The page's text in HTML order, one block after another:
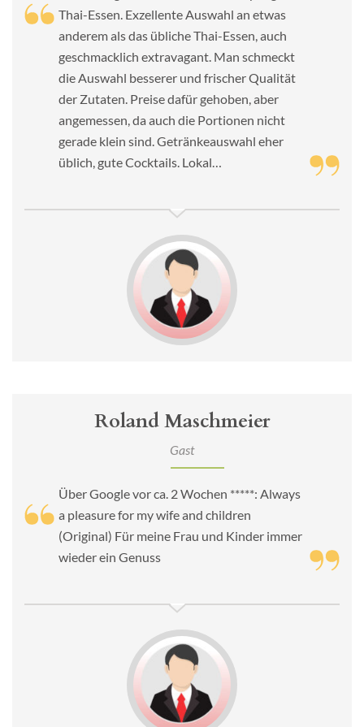
Thai-Essen. Exzellente Auswahl an etwas
anderem als das übliche Thai-Essen, auch
geschmacklich extravagant. Man schmeckt
die Auswahl besserer und frischer Qualität
der Zutaten. Preise dafür gehoben, aber
angemessen, da auch die Portionen nicht
gerade klein sind. Getränkeauswahl eher
üblich, gute Cocktails. Lokal…
Roland Maschmeier
Gast
Über Google vor ca. 2 Wochen *****: Always
a pleasure for my wife and children
(Original) Für meine Frau und Kinder immer
wieder ein Genuss